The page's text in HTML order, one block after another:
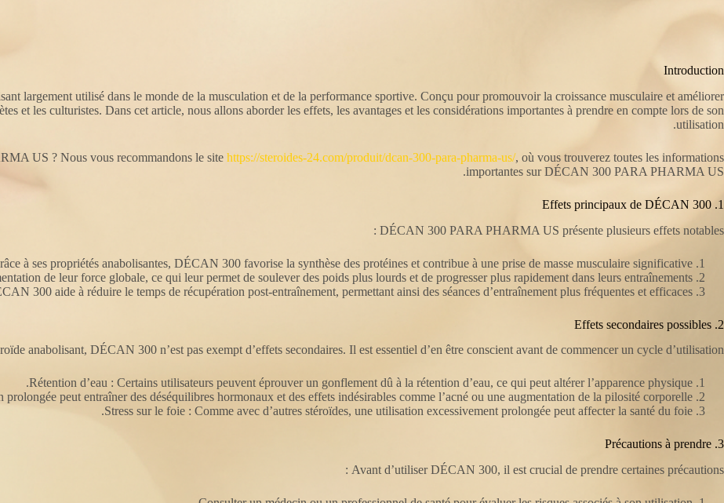
Introduction
largement utilisé dans le monde de la musculation et de la performance sportive. Conçu pour promouvoir la croissance musculaire et améliorer
et les culturistes. Dans cet article, nous allons aborder les effets, les avantages et les considérations importantes à prendre en compte lors de son
utilisation.
US ? Nous vous recommandons le site https://steroides-24.com/produit/dcan-300-para-pharma-us/, où vous trouverez toutes les informations
importantes sur DÉCAN 300 PARA PHARMA US.
1. Effets principaux de DÉCAN 300
DÉCAN 300 PARA PHARMA US présente plusieurs effets notables :
à ses propriétés anabolisantes, DÉCAN 300 favorise la synthèse des protéines et contribue à une prise de masse musculaire significative.
de leur force globale, ce qui leur permet de soulever des poids plus lourds et de progresser plus rapidement dans leurs entraînements.
300 aide à réduire le temps de récupération post-entraînement, permettant ainsi des séances d’entraînement plus fréquentes et efficaces.
2. Effets secondaires possibles
anabolisant, DÉCAN 300 n’est pas exempt d’effets secondaires. Il est essentiel d’en être conscient avant de commencer un cycle d’utilisation :
Rétention d’eau : Certains utilisateurs peuvent éprouver un gonflement dû à la rétention d’eau, ce qui peut altérer l’apparence physique.
peut entraîner des déséquilibres hormonaux et des effets indésirables comme l’acné ou une augmentation de la pilosité corporelle.
Stress sur le foie : Comme avec d’autres stéroïdes, une utilisation excessivement prolongée peut affecter la santé du foie.
3. Précautions à prendre
Avant d’utiliser DÉCAN 300, il est crucial de prendre certaines précautions :